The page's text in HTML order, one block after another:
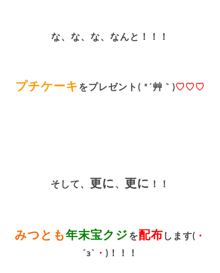
な、な、な、なんと！！！
プチケーキ をプレゼント( *´艸｀)♡♡♡
そして、 更に 、 更に ！！
みつとも年末宝クジ を 配布 します( ・
´з`
・ )！！！